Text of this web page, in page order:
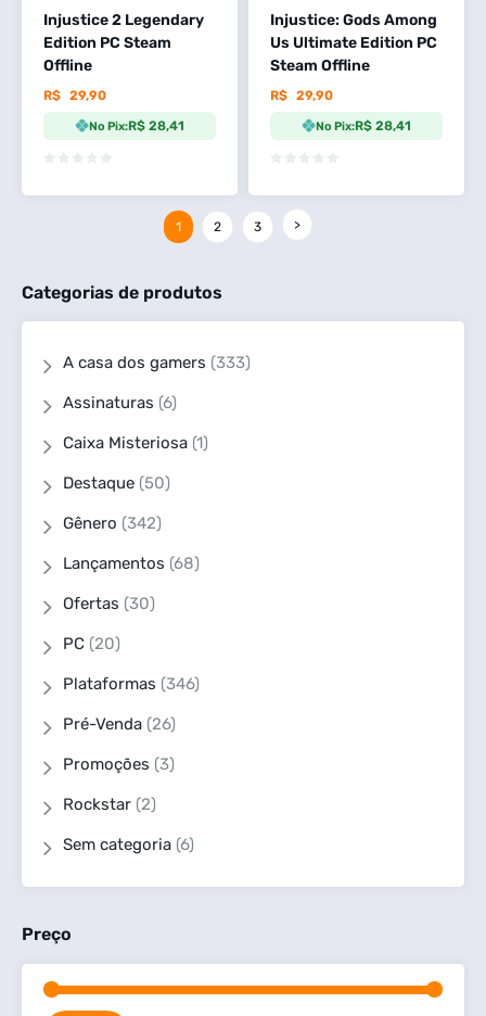
Injustice 2 Legendary
Edition PC Steam
Offline
R$ 29,90
No Pix:R$ 28,41
Injustice: Gods Among
Us Ultimate Edition PC
Steam Offline
R$ 29,90
No Pix:R$ 28,41
1 2 3
Categorias de produtos
A casa dos gamers (333)
Assinaturas (6)
Caixa Misteriosa (1)
Destaque (50)
Gênero (342)
Lançamentos (68)
Ofertas (30)
PC (20)
Plataformas (346)
Pré-Venda (26)
Promoções (3)
Rockstar (2)
Sem categoria (6)
Preço